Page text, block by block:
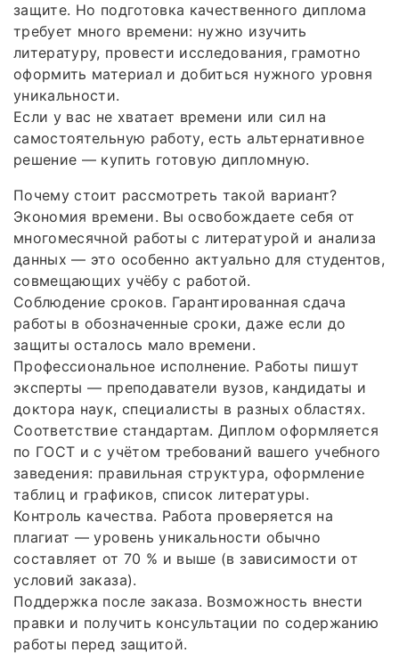
защите. Но подготовка качественного диплома
требует много времени: нужно изучить
литературу, провести исследования, грамотно
оформить материал и добиться нужного уровня
уникальности.
Если у вас не хватает времени или сил на
самостоятельную работу, есть альтернативное
решение — купить готовую дипломную.
Почему стоит рассмотреть такой вариант?
Экономия времени. Вы освобождаете себя от
многомесячной работы с литературой и анализа
данных — это особенно актуально для студентов,
совмещающих учёбу с работой.
Соблюдение сроков. Гарантированная сдача
работы в обозначенные сроки, даже если до
защиты осталось мало времени.
Профессиональное исполнение. Работы пишут
эксперты — преподаватели вузов, кандидаты и
доктора наук, специалисты в разных областях.
Соответствие стандартам. Диплом оформляется
по ГОСТ и с учётом требований вашего учебного
заведения: правильная структура, оформление
таблиц и графиков, список литературы.
Контроль качества. Работа проверяется на
плагиат — уровень уникальности обычно
составляет от 70 % и выше (в зависимости от
условий заказа).
Поддержка после заказа. Возможность внести
правки и получить консультации по содержанию
работы перед защитой.